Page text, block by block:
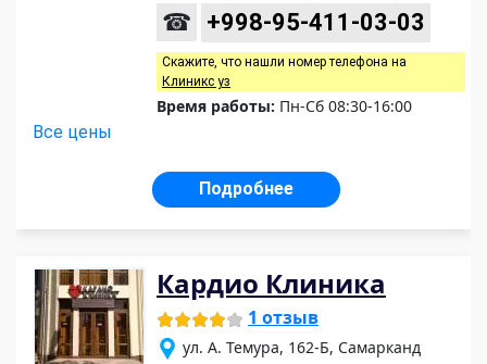
☎ +998-95-411-03-03
Скажите, что нашли номер телефона на
Клиникс уз
Время работы: Пн-Сб 08:30-16:00
Все цены
Подробнее
Кардио Клиника
1 отзыв
ул. А. Темура, 162-Б, Самарканд